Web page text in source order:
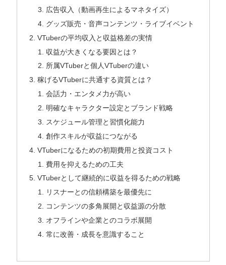
広告収入（動画再生によるマネタイズ）
グッズ販売・音声コンテンツ・ライブイベント
VTuberの平均収入と収益格差の実情
収益が大きくなる要因とは？
所属VTuberと個人VTuberの違い
稼げるVTuberに共通する資質とは？
会話力・エンタメ力が高い
明確なキャラクター設定とブランド戦略
スケジュール管理と習慣化能力
創作スキルが収益につながる
VTuberになるための初期費用と投資コスト
費用を抑えるための工夫
VTuberとして継続的に収益を得るための戦略
リスナーとの信頼構築を最優先に
コンテンツの多角展開と収益源の分散
オフラインや企業とのコラボ展開
常に改善・成長を意識すること